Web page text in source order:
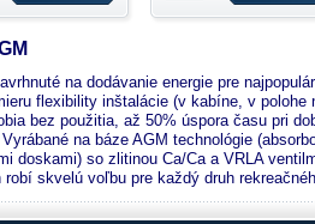
na dodávanie energie pre
flexibility inštalácie (v kabíne, v polohe
bez použitia, až 50% úspora času pri
na báze AGM technológie
doskami) so zlitinou Ca/Ca a VRLA
skvelú voľbu pre každý druh